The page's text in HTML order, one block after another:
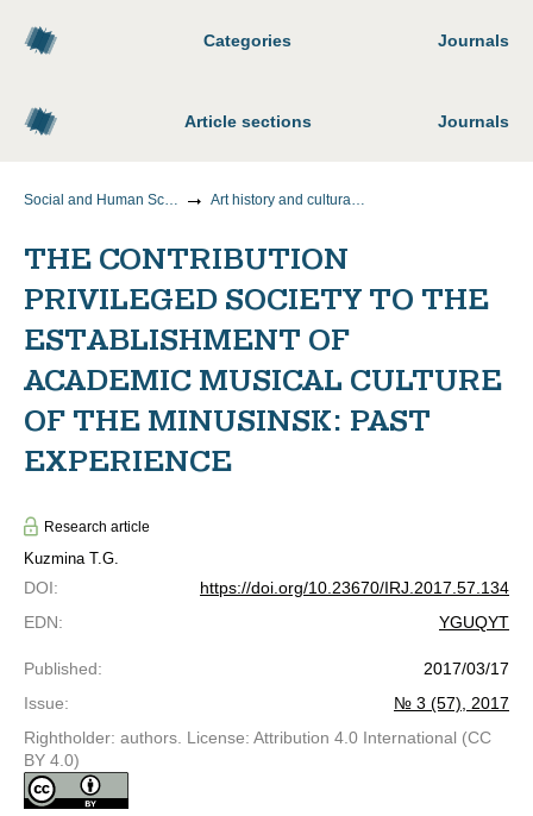
Categories Journals
Article sections Journals
Social and Human Sciences Art history and cultural studies
THE CONTRIBUTION
PRIVILEGED SOCIETY TO THE
ESTABLISHMENT OF
ACADEMIC MUSICAL CULTURE
OF THE MINUSINSK: PAST
EXPERIENCE
Research article
Kuzmina T.G.
DOI:
https://doi.org/10.23670/IRJ.2017.57.134
EDN: YGUQYT
Published:
2017/03/17
Issue:
№ 3 (57), 2017
Rightholder: authors. License: Attribution 4.0 International (CC
BY 4.0)